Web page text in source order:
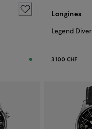
Longines
Legend Diver
3 100 CHF